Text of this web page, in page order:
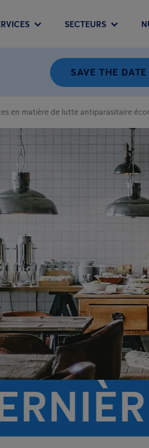
SECTEURS
SAVE THE
en matière de lutte antiparasitaire